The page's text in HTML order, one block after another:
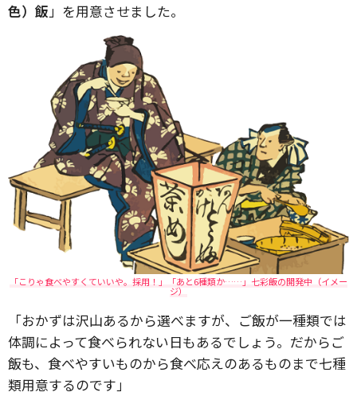
色）飯」を用意させました。
「こりゃ食べやすくていいや。採用！」「あと6種類か……」七彩飯の開発中（イメー
ジ）
「おかずは沢山あるから選べますが、ご飯が一種類では
体調によって食べられない日もあるでしょう。だからご
飯も、食べやすいものから食べ応えのあるものまで七種
類用意するのです」